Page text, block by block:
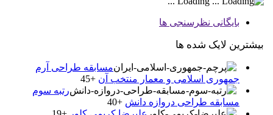
بایگانی نظرسنجی ها
بیشترین لایک شده ها
مسابقه طراحی آرم
جمهوری اسلامی و معمار منتخب آن
+45
رتبه سوم
مسابقه طراحی دروازه دانش +40